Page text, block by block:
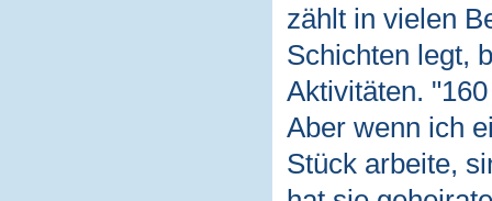
zählt in vielen
Schichten legt,
Aktivitäten.
Aber wenn ich
Stück arbeite,